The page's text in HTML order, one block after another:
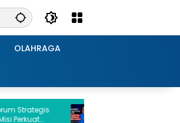
OLAHRAGA
Riuh di Medsos hingga Mal Pasang
Pagar Tinggi, GCP: Isu Elektabilitas